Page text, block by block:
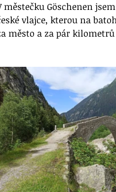
městečku Göschenen
vlajce, kterou na
město a za pár